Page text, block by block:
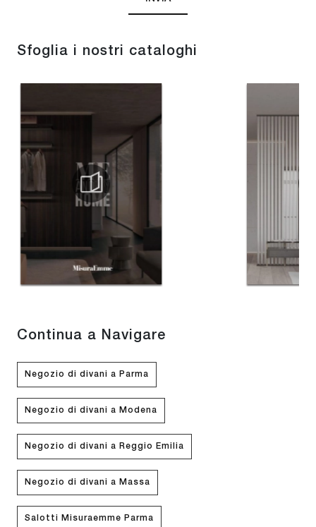
Sfoglia i nostri cataloghi
Continua a Navigare
Negozio di divani a Parma
Negozio di divani a Modena
Negozio di divani a Reggio Emilia
Negozio di divani a Massa
Salotti Misuraemme Parma